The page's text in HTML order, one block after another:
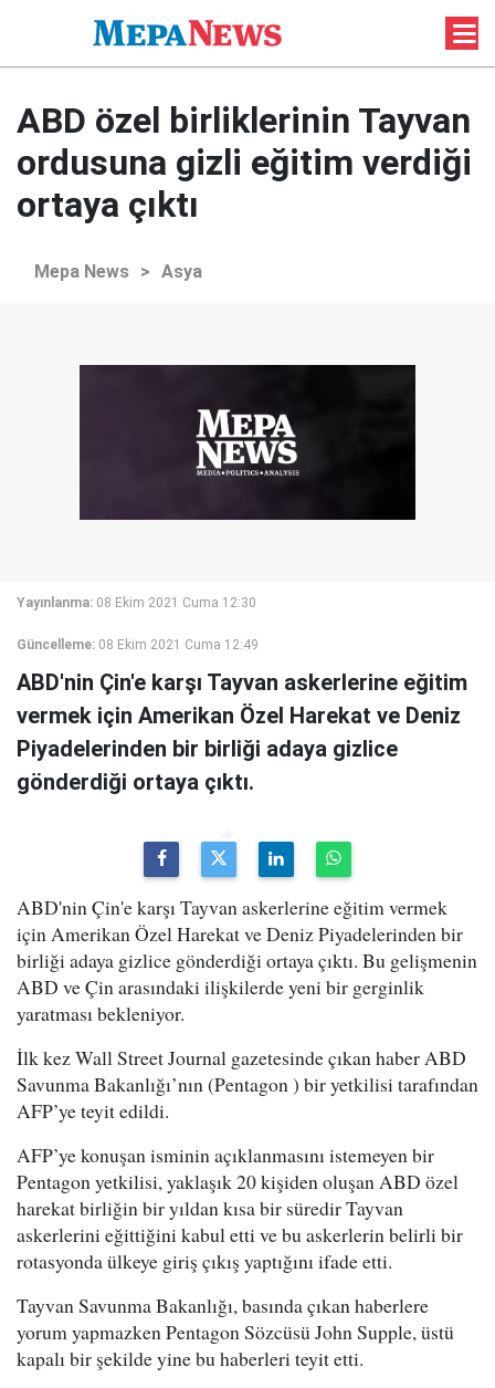
ABD özel birliklerinin Tayvan
ordusuna gizli eğitim verdiği
ortaya çıktı
Mepa News > Asya
Yayınlanma: 08 Ekim 2021 Cuma 12:30
Güncelleme: 08 Ekim 2021 Cuma 12:49
ABD'nin Çin'e karşı Tayvan askerlerine eğitim
vermek için Amerikan Özel Harekat ve Deniz
Piyadelerinden bir birliği adaya gizlice
gönderdiği ortaya çıktı.
ABD'nin Çin'e karşı Tayvan askerlerine eğitim vermek
için Amerikan Özel Harekat ve Deniz Piyadelerinden bir
birliği adaya gizlice gönderdiği ortaya çıktı. Bu gelişmenin
ABD ve Çin arasındaki ilişkilerde yeni bir gerginlik
yaratması bekleniyor.
İlk kez Wall Street Journal gazetesinde çıkan haber ABD
Savunma Bakanlığı’nın (Pentagon ) bir yetkilisi tarafından
AFP’ye teyit edildi.
AFP’ye konuşan isminin açıklanmasını istemeyen bir
Pentagon yetkilisi, yaklaşık 20 kişiden oluşan ABD özel
harekat birliğin bir yıldan kısa bir süredir Tayvan
askerlerini eğittiğini kabul etti ve bu askerlerin belirli bir
rotasyonda ülkeye giriş çıkış yaptığını ifade etti.
Tayvan Savunma Bakanlığı, basında çıkan haberlere
yorum yapmazken Pentagon Sözcüsü John Supple, üstü
kapalı bir şekilde yine bu haberleri teyit etti.